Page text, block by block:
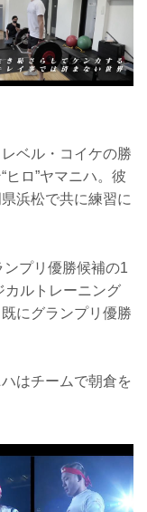
ベル・コイケの勝
ロ”ヤマニハ。彼
浜松で共に練習に
プリ優勝候補の1
カルトレーニング
にグランプリ優勝
はチームで朝倉を